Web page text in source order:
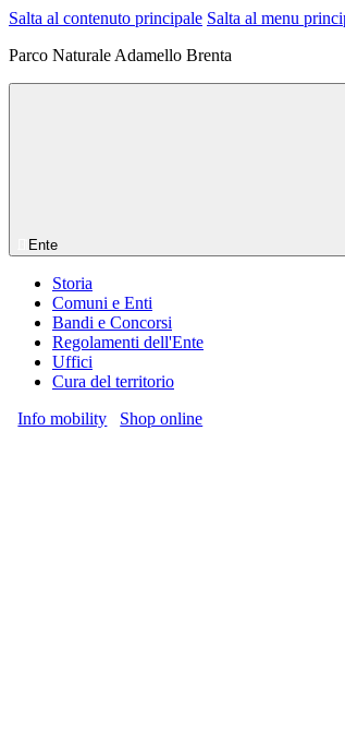
Salta al contenuto principale Salta al menu
Parco Naturale Adamello Brenta
Ente
Storia
Comuni e Enti
Bandi e Concorsi
Regolamenti dell'Ente
Uffici
Cura del territorio
Info mobility
Shop online